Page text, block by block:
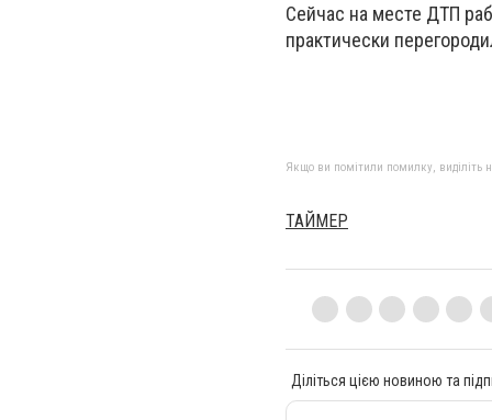
Сейчас на месте ДТП
практически
Якщо ви помітили помилку, виділіть
ТАЙМЕР
Діліться цією новиною та